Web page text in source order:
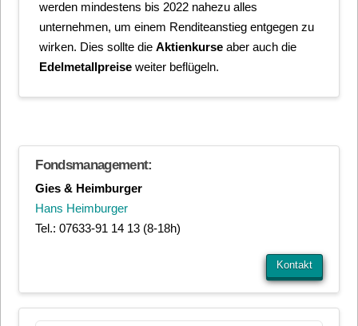
werden mindestens bis 2022 nahezu alles
unternehmen, um einem Renditeanstieg entgegen zu
wirken. Dies sollte dieAktienkurse aber auch die
Edelmetallpreise weiter beflügeln.
Fondsmanagement:
Gies & Heimburger
Hans Heimburger
Tel.: 07633-91 14 13 (8-18h)
Kontakt